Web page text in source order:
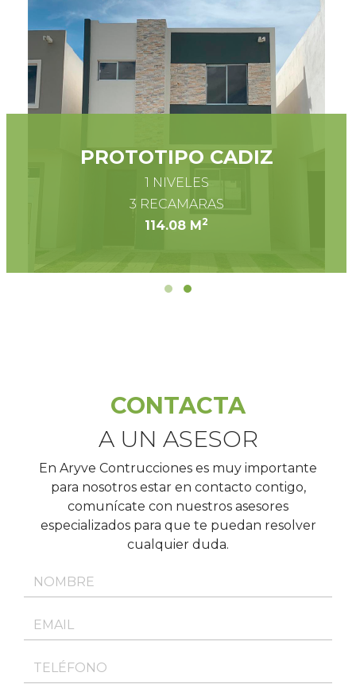
PROTOTIPO CADIZ
1 NIVELES
3 RECAMARAS
114.08 M2
CONTACTA
A UN ASESOR
En Aryve Contrucciones es muy importante
para nosotros estar en contacto contigo,
comunícate con nuestros asesores
especializados para que te puedan resolver
cualquier duda.